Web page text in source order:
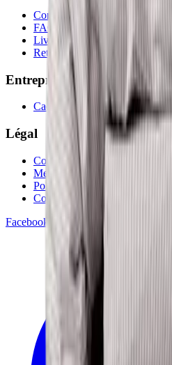
Contactez-nous
FAQ
Livraison
Retours et remboursements
Entreprise
Cadeaux d'entreprise
Légal
Conditions générales
Mentions légales
Politique de confidentialité
Cookies
Facebook